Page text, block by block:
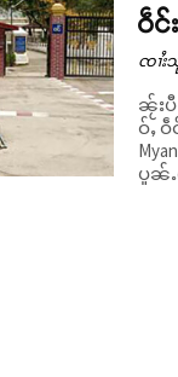
ဝဵင်
ၸၢႆး
ၼႂ်းပီ
ဝ်ႇ